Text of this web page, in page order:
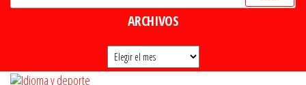
ARCHIVOS
Archivos